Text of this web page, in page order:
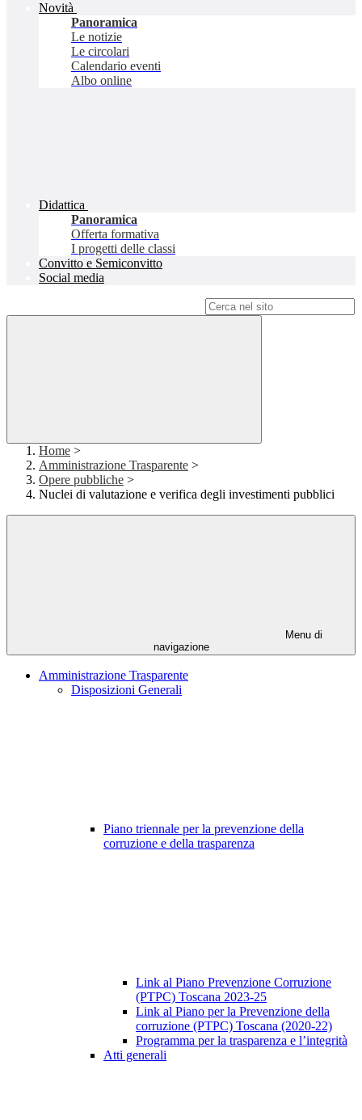
Novità
Panoramica
Le notizie
Le circolari
Calendario eventi
Albo online
Didattica
Panoramica
Offerta formativa
I progetti delle classi
Convitto e Semiconvitto
Social media
Home >
Amministrazione Trasparente >
Opere pubbliche >
Nuclei di valutazione e verifica degli investimenti pubblici
Menu di
navigazione
Amministrazione Trasparente
Disposizioni Generali
Piano triennale per la prevenzione della
corruzione e della trasparenza
Link al Piano Prevenzione Corruzione
(PTPC) Toscana 2023-25
Link al Piano per la Prevenzione della
corruzione (PTPC) Toscana (2020-22)
Programma per la trasparenza e l’integrità
Atti generali